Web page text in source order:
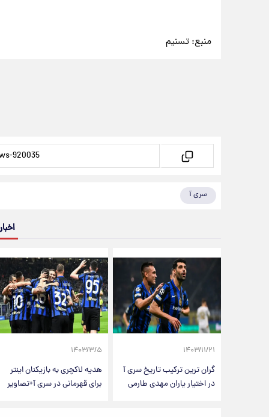
منبع: تسنیم
سری آ
۱۴۰۳/۱۱/۲۱
گران ترین ترکیب تاریخ سری آ
در اختیار یاران مهدی طارمی
۱۴۰۳/۳/۵
هدیه لاکچری به بازیکنان اینتر
برای قهرمانی در سری آ+تصاویر